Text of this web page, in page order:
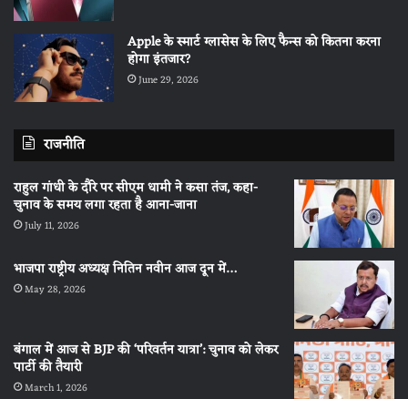
Apple के स्मार्ट ग्लासेस के लिए फैन्स को कितना करना
होगा इंतजार?
June 29, 2026
राजनीति
राहुल गांधी के दौरे पर सीएम धामी ने कसा तंज, कहा-
चुनाव के समय लगा रहता है आना-जाना
July 11, 2026
भाजपा राष्ट्रीय अध्यक्ष नितिन नवीन आज दून में…
May 28, 2026
बंगाल में आज से BJP की ‘परिवर्तन यात्रा’: चुनाव को लेकर
पार्टी की तैयारी
March 1, 2026